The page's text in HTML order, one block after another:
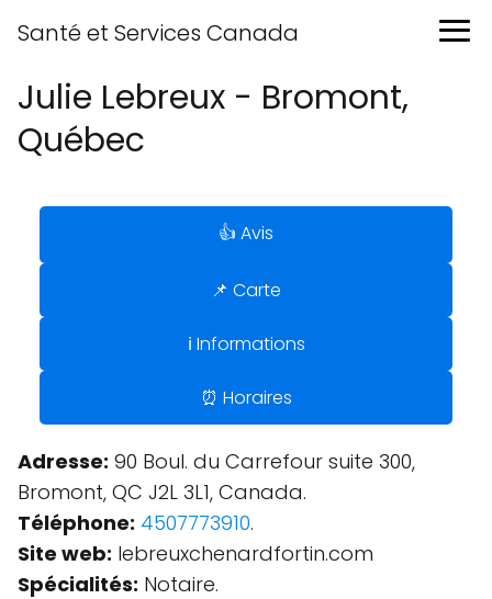
Santé et Services Canada
Julie Lebreux - Bromont,
Québec
👍 Avis
📌 Carte
ℹ️ Informations
⏰ Horaires
Adresse: 90 Boul. du Carrefour suite 300,
Bromont, QC J2L 3L1, Canada.
Téléphone: 4507773910.
Site web: lebreuxchenardfortin.com
Spécialités: Notaire.